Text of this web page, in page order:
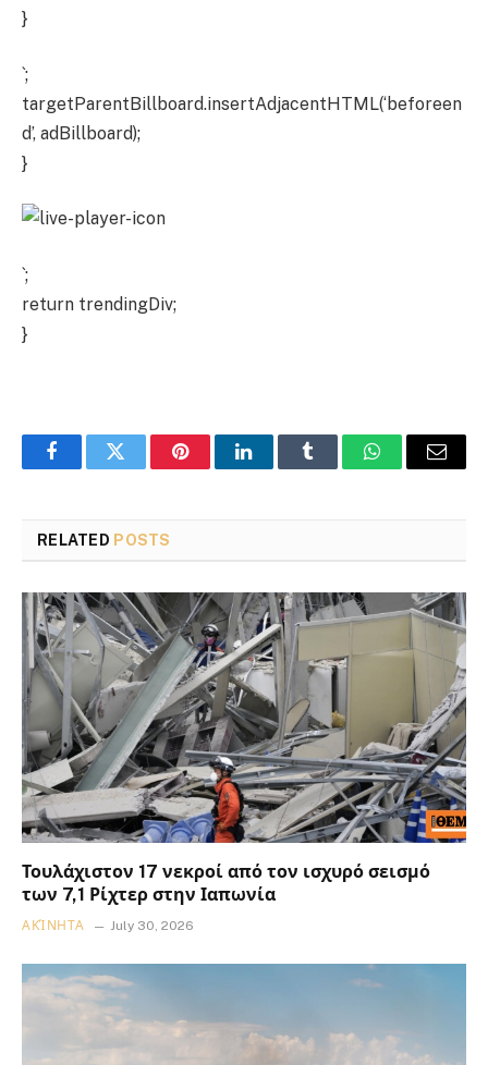
}
`;
targetParentBillboard.insertAdjacentHTML(‘beforeen
d’, adBillboard);
}
`;
return trendingDiv;
}
FacebookTwitter PinterestLinkedInTumblr WhatsAppEmail
RELATED POSTS
Τουλάχιστον 17 νεκροί από τον ισχυρό σεισμό
των 7,1 Ρίχτερ στην Ιαπωνία
ΑΚΊΝΗΤΑ July 30, 2026